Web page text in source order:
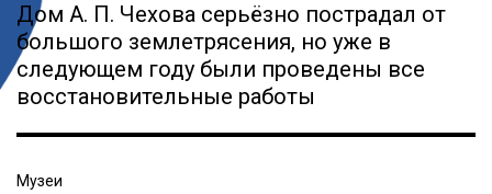
Дом А. П. Чехова серьёзно пострадал от
большого землетрясения, но уже в
следующем году были проведены все
восстановительные работы
Музеи